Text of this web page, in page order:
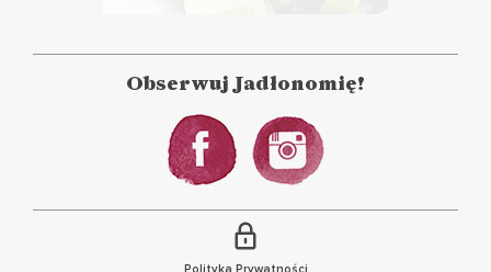
do 30 minut
DANIA GŁÓWNE
LUNCHE DO PRACY
Obserwuj Jadłonomię!